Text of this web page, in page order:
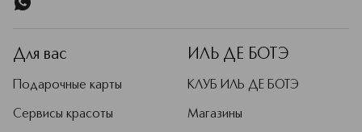
Для вас
Подарочные карты
Сервисы красоты
ИЛЬ ДЕ БОТЭ
КЛУБ ИЛЬ ДЕ БОТЭ
Магазины